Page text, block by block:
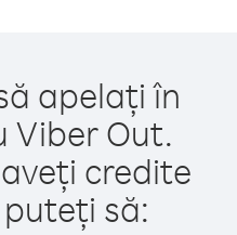
apelați în
Viber Out.
credite
să: